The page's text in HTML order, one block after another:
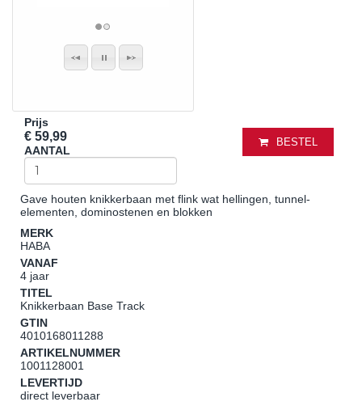
Prijs
€ 59,99
AANTAL
BESTEL
Gave houten knikkerbaan met flink wat hellingen, tunnel-
elementen, dominostenen en blokken
MERK
HABA
VANAF
4 jaar
TITEL
Knikkerbaan Base Track
GTIN
4010168011288
ARTIKELNUMMER
1001128001
LEVERTIJD
direct leverbaar